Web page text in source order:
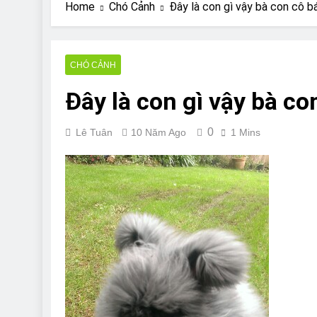
Are Bulldogs
7 Năm Ago
Can Bulldogs
7 Năm Ago
Home Chó Cảnh Đây là con gì vậy bà con cô
CHÓ CẢNH
Đây là con gì vậy bà
Lê Tuân 10 Năm Ago 0 1 Mins